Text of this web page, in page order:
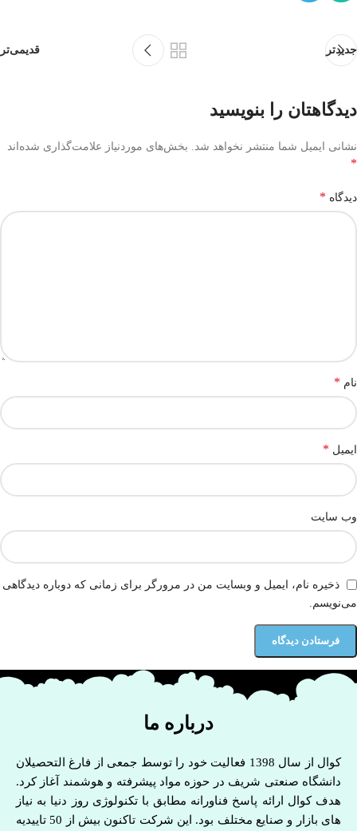
جدیدتر قدیمی‌تر
دیدگاهتان را بنویسید
نشانی ایمیل شما منتشر نخواهد شد. بخش‌های موردنیاز علامت‌گذاری شده‌اند
*
دیدگاه *
نام *
ایمیل *
وب‌ سایت
ذخیره نام، ایمیل و وبسایت من در مرورگر برای زمانی که دوباره دیدگاهی
می‌نویسم.
درباره ما
کوال از سال 1398 فعالیت خود را توسط جمعی از فارغ التحصیلان
دانشگاه صنعتی شریف در حوزه مواد پیشرفته و هوشمند آغاز کرد.
هدف کوال ارائه پاسخ فناورانه مطابق با تکنولوژی روز دنیا به نیاز
های بازار و صنایع مختلف بود. این شرکت تاکنون بیش از 50 تاییدیه